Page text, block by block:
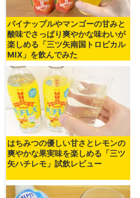
パイナップルやマンゴーの甘みと
酸味でさっぱり爽やかな味わいが
楽しめる「三ツ矢南国トロピカル
MIX」を飲んでみた
はちみつの優しい甘さとレモンの
爽やかな果実味を楽しめる「三ツ
矢ハチレモ」試飲レビュー